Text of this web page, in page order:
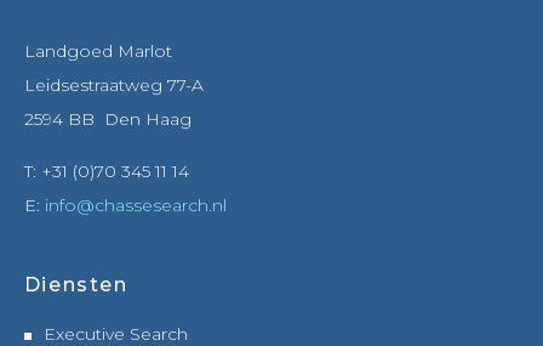
Landgoed Marlot
Leidsestraatweg 77-A
2594 BB Den Haag
T: +31 (0)70 345 11 14
E: info@chassesearch.nl
Diensten
Executive Search